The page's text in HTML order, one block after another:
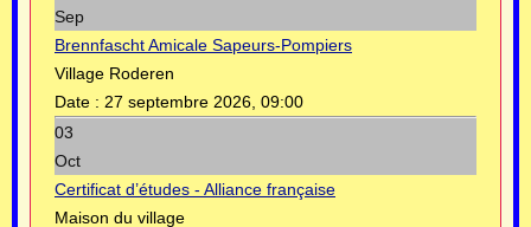
Sep
Brennfascht Amicale Sapeurs-Pompiers
Village Roderen
Date : 27 septembre 2026, 09:00
03
Oct
Certificat d’études - Alliance française
Maison du village